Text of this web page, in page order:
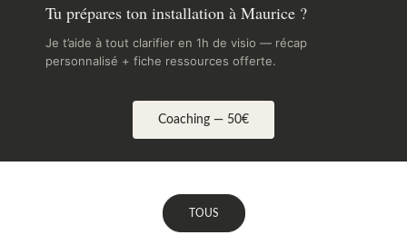
Tu prépares ton installation à Maurice ?
Je t’aide à tout clarifier en 1h de visio — récap
personnalisé + fiche ressources offerte.
Coaching — 50€
TOUS